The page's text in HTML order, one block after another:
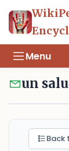
Menu
un
Back